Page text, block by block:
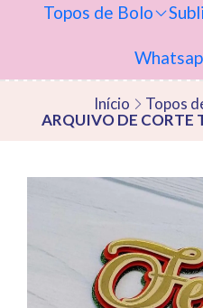
Topos de Bolo
Início Topos
ARQUIVO DE CORTE